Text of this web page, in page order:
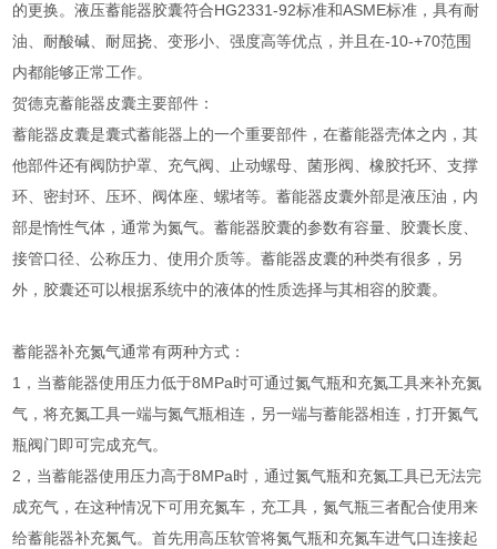
的更换。液压蓄能器胶囊符合HG2331-92标准和ASME标准，具有耐
油、耐酸碱、耐屈挠、变形小、强度高等优点，并且在-10-+70范围
内都能够正常工作。
贺德克蓄能器皮囊主要部件：
蓄能器皮囊是囊式蓄能器上的一个重要部件，在蓄能器壳体之内，其
他部件还有阀防护罩、充气阀、止动螺母、菌形阀、橡胶托环、支撑
环、密封环、压环、阀体座、螺堵等。蓄能器皮囊外部是液压油，内
部是惰性气体，通常为氮气。蓄能器胶囊的参数有容量、胶囊长度、
接管口径、公称压力、使用介质等。蓄能器皮囊的种类有很多，另
外，胶囊还可以根据系统中的液体的性质选择与其相容的胶囊。
蓄能器补充氮气通常有两种方式：
1，当蓄能器使用压力低于8MPa时可通过氮气瓶和充氮工具来补充氮
气，将充氮工具一端与氮气瓶相连，另一端与蓄能器相连，打开氮气
瓶阀门即可完成充气。
2，当蓄能器使用压力高于8MPa时，通过氮气瓶和充氮工具已无法完
成充气，在这种情况下可用充氮车，充工具，氮气瓶三者配合使用来
给蓄能器补充氮气。首先用高压软管将氮气瓶和充氮车进气口连接起